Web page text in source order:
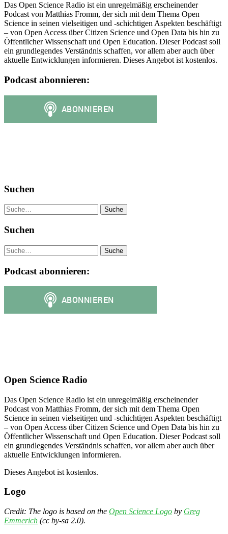
Das Open Science Radio ist ein unregelmäßig erscheinender
Podcast von Matthias Fromm, der sich mit dem Thema Open
Science in seinen vielseitigen und -schichtigen Aspekten beschäftigt
– von Open Access über Citizen Science und Open Data bis hin zu
Öffentlicher Wissenschaft und Open Education. Dieser Podcast soll
ein grundlegendes Verständnis schaffen, vor allem aber auch über
aktuelle Entwicklungen informieren. Dieses Angebot ist kostenlos.
Podcast abonnieren:
Suchen
Suche
Suchen
Suche
Podcast abonnieren:
Open Science Radio
Das Open Science Radio ist ein unregelmäßig erscheinender
Podcast von Matthias Fromm, der sich mit dem Thema Open
Science in seinen vielseitigen und -schichtigen Aspekten beschäftigt
– von Open Access über Citizen Science und Open Data bis hin zu
Öffentlicher Wissenschaft und Open Education. Dieser Podcast soll
ein grundlegendes Verständnis schaffen, vor allem aber auch über
aktuelle Entwicklungen informieren.
Dieses Angebot ist kostenlos.
Logo
Credit: The logo is based on the Open Science Logo by Greg
Emmerich (cc by-sa 2.0).